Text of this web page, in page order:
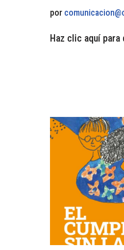
por
Haz clic aquí para